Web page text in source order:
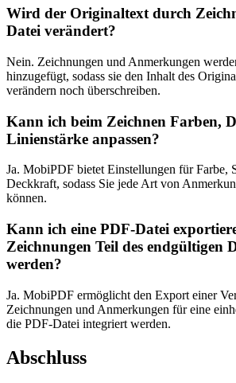
Wird der Originaltext durch
Datei verändert?
Nein. Zeichnungen und Anmerkungen
hinzugefügt, sodass sie den Inhalt des
verändern noch überschreiben.
Kann ich beim Zeichnen Farben,
Linienstärke anpassen?
Ja. MobiPDF bietet Einstellungen für Farbe,
Deckkraft, sodass Sie jede Art von
können.
Kann ich eine PDF-Datei
Zeichnungen Teil des endgültigen
werden?
Ja. MobiPDF ermöglicht den Export einer
Zeichnungen und Anmerkungen für eine
die PDF-Datei integriert werden.
Abschluss